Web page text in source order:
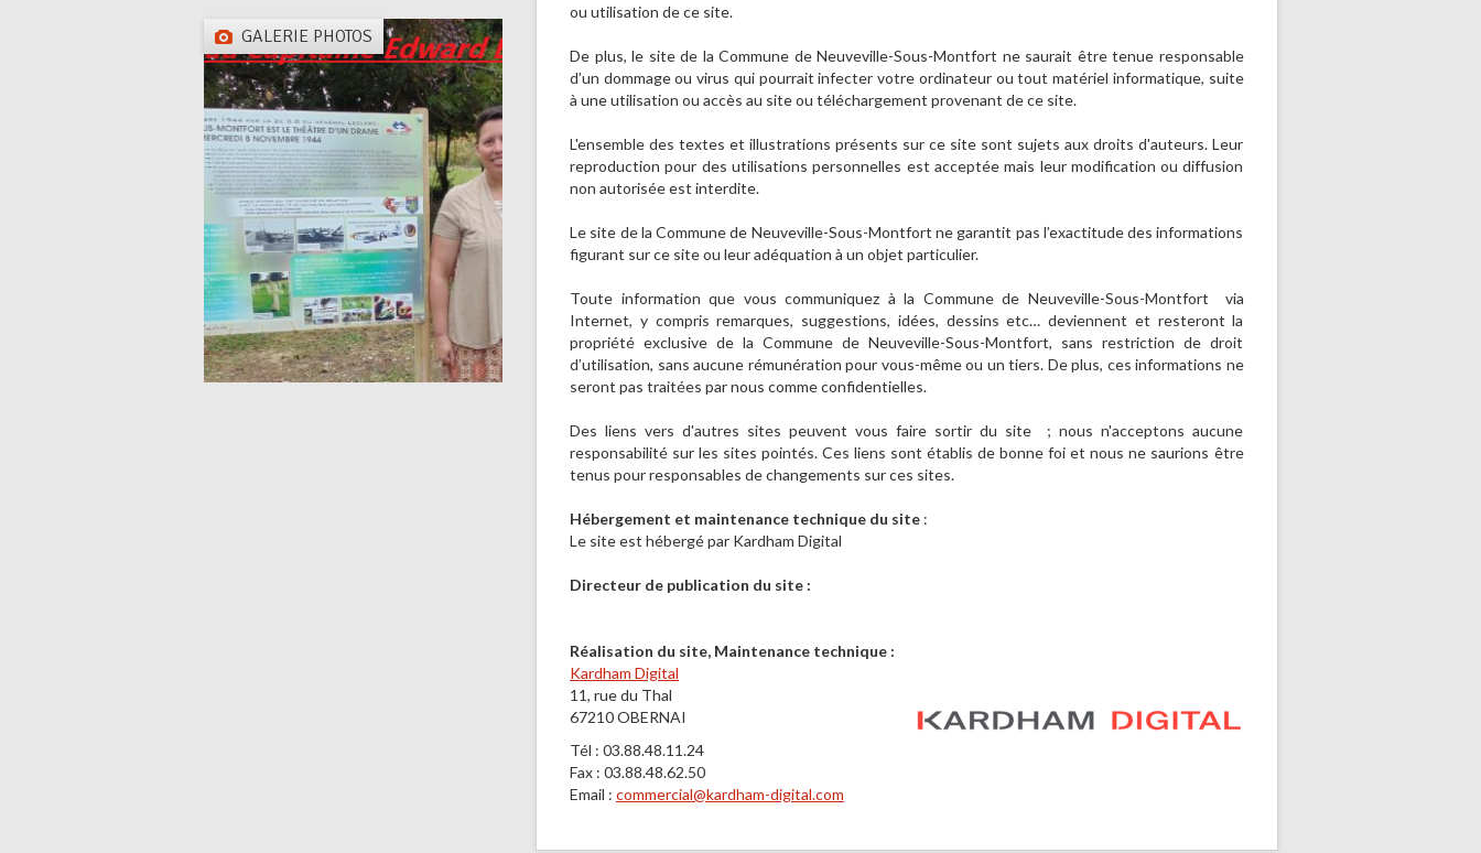
GALERIE PHOTOS
ou utilisation de ce site.
De plus, le site de la Commune de Neuveville-Sous-Montfort ne saurait être tenue responsable
d’un dommage ou virus qui pourrait infecter votre ordinateur ou tout matériel informatique, suite
à une utilisation ou accès au site ou téléchargement provenant de ce site.
L'ensemble des textes et illustrations présents sur ce site sont sujets aux droits d'auteurs. Leur
reproduction pour des utilisations personnelles est acceptée mais leur modification ou diffusion
non autorisée est interdite.
Le site de la Commune de Neuveville-Sous-Montfort ne garantit pas l’exactitude des informations
figurant sur ce site ou leur adéquation à un objet particulier.
Toute information que vous communiquez à la Commune de Neuveville-Sous-Montfort via
Internet, y compris remarques, suggestions, idées, dessins etc… deviennent et resteront la
propriété exclusive de la Commune de Neuveville-Sous-Montfort, sans restriction de droit
d’utilisation, sans aucune rémunération pour vous-même ou un tiers. De plus, ces informations ne
seront pas traitées par nous comme confidentielles.
Des liens vers d'autres sites peuvent vous faire sortir du site ; nous n'acceptons aucune
responsabilité sur les sites pointés. Ces liens sont établis de bonne foi et nous ne saurions être
tenus pour responsables de changements sur ces sites.
Hébergement et maintenance technique du site :
Le site est hébergé par Kardham Digital
Directeur de publication du site :
Réalisation du site, Maintenance technique :
Kardham Digital
11, rue du Thal
67210 OBERNAI
Tél : 03.88.48.11.24
Fax : 03.88.48.62.50
Email : commercial@kardham-digital.com